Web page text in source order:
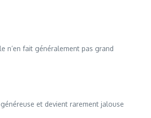
n’en fait généralement pas grand
et devient rarement jalouse